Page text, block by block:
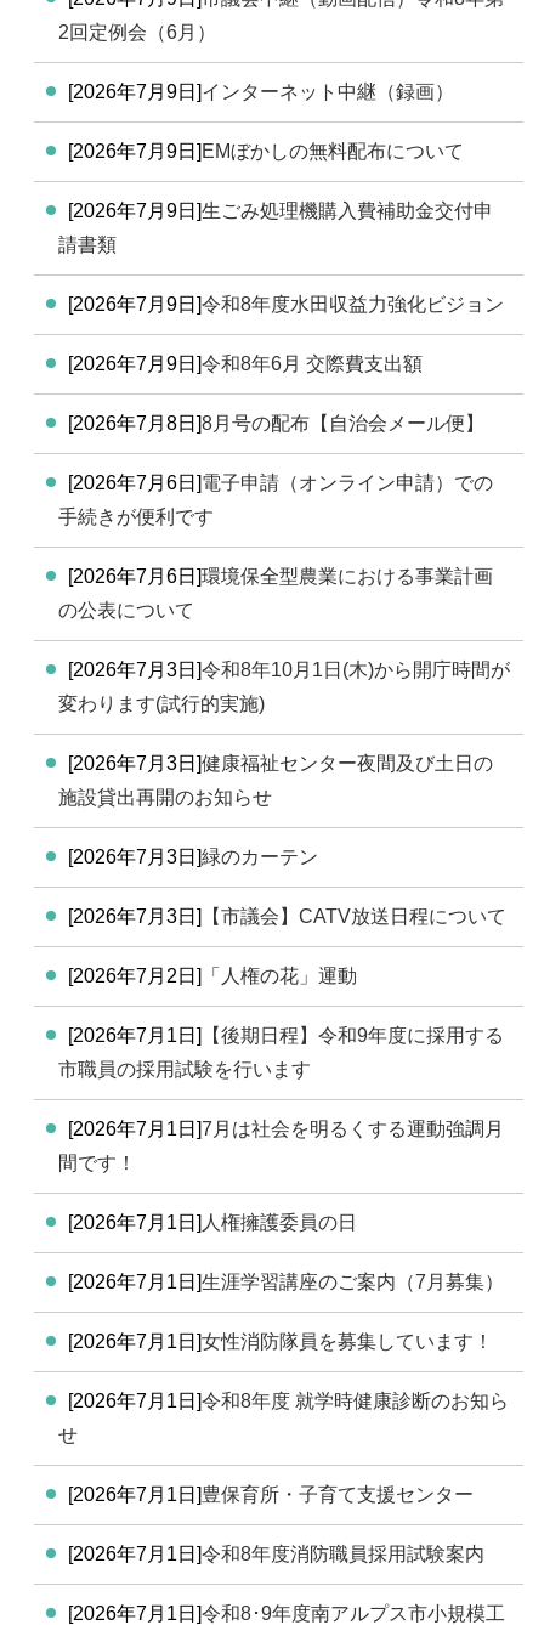
2回定例会（6月）
[2026年7月9日]インターネット中継（録画）
[2026年7月9日] EMぼかしの無料配布について
[2026年7月9日]生ごみ処理機購入費補助金交付申
請書類
[2026年7月9日]令和8年度水田収益力強化ビジョン
[2026年7月9日]令和8年6月 交際費支出額
[2026年7月8日]8月号の配布【自治会メール便】
[2026年7月6日]電子申請（オンライン申請）での
手続きが便利です
[2026年7月6日]環境保全型農業における事業計画
の公表について
[2026年7月3日]令和8年10月1日(木)から開庁時間が
変わります(試行的実施)
[2026年7月3日]健康福祉センター夜間及び土日の
施設貸出再開のお知らせ
[2026年7月3日]緑のカーテン
[2026年7月3日] 【市議会】CATV放送日程について
[2026年7月2日] 「人権の花」運動
[2026年7月1日]
【後期日程】令和9年度に採用する
市職員の採用試験を行います
[2026年7月1日]7月は社会を明るくする運動強調月
間です！
[2026年7月1日] 人権擁護委員の日
[2026年7月1日]生涯学習講座のご案内（7月募集）
[2026年7月1日]女性消防隊員を募集しています！
[2026年7月1日]令和8年度 就学時健康診断のお知ら
せ
[2026年7月1日]豊保育所・子育て支援センター
[2026年7月1日]令和8年度消防職員採用試験案内
[2026年7月1日]令和8･9年度南アルプス市小規模工